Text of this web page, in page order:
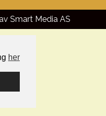
her
Smart Media AS